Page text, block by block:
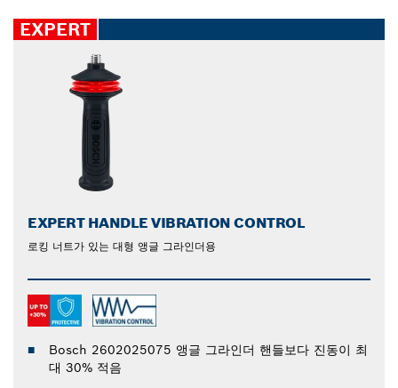
EXPERT
EXPERT HANDLE VIBRATION CONTROL
로킹 너트가 있는 대형 앵글 그라인더용
Bosch 2602025075 앵글 그라인더 핸들보다 진동이 최
대 30% 적음